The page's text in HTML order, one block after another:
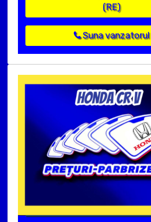
(RE)
Suna vanzatorul